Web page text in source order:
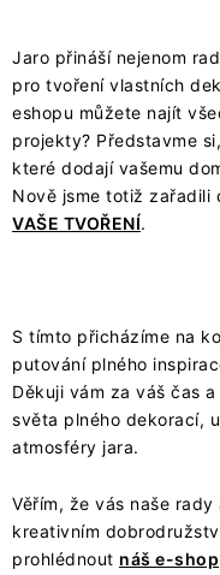
Jaro přináší nejenom
pro tvoření vlastních
eshopu můžete najít
projekty? Představme
které dodají vašemu
Nově jsme totiž zařadili
VAŠE TVOŘENÍ.
S tímto přicházíme na
putování plného
Děkuji vám za váš čas
světa plného dekorací,
atmosféry jara.
Věřím, že vás naše
kreativním
prohlédnout náš e-shop